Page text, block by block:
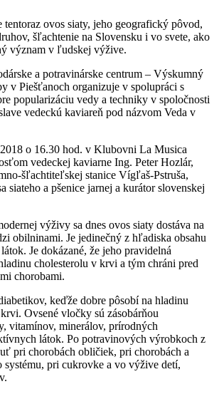
tentoraz ovos siaty, jeho geografický pôvod,
šľachtenie na Slovensku i vo svete, ako
význam v ľudskej výžive.
a potravinárske centrum – Výskumný
v Piešťanoch organizuje v spolupráci s
popularizáciu vedy a techniky v spoločnosti
vedeckú kaviareň pod názvom Veda v
o 16.30 hod. v Klubovni La Musica
vedeckej kaviarne Ing. Peter Hozlár,
šľachtiteľskej stanice Vígľaš-Pstruša,
siateho a pšenice jarnej a kurátor slovenskej
výživy sa dnes ovos siaty dostáva na
obilninami. Je jedinečný z hľadiska obsahu
Je dokázané, že jeho pravidelná
cholesterolu v krvi a tým chráni pred
chorobami.
keďže dobre pôsobí na hladinu
Ovsené vločky sú zásobárňou
vitamínov, minerálov, prírodných
látok. Po potravinových výrobkoch z
pri chorobách obličiek, pri chorobách a
systému, pri cukrovke a vo výžive detí,